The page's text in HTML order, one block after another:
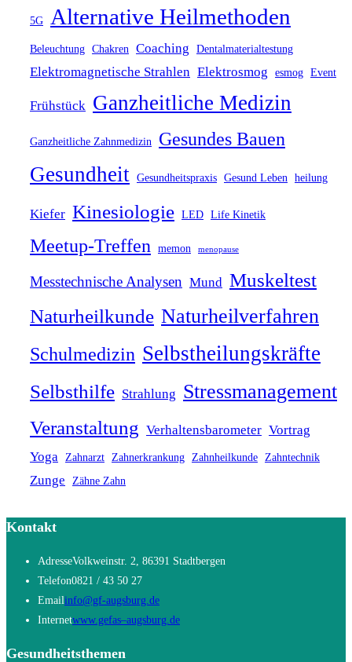
5G Alternative Heilmethoden
Beleuchtung Chakren Coaching Dentalmaterialtestung
Elektromagnetische Strahlen Elektrosmog esmog Event
Frühstück Ganzheitliche Medizin
Ganzheitliche Zahnmedizin Gesundes Bauen
Gesundheit Gesundheitspraxis Gesund Leben heilung
Kiefer Kinesiologie LED Life Kinetik
Meetup-Treffen memon menopause
Messtechnische Analysen Mund Muskeltest
Naturheilkunde Naturheilverfahren
Schulmedizin Selbstheilungskräfte
Selbsthilfe Strahlung Stressmanagement
Veranstaltung Verhaltensbarometer Vortrag
Yoga
Zahnarzt Zahnerkrankung Zahnheilkunde Zahntechnik
Zunge Zähne Zahn
Kontakt
AdresseVolkweinstr. 2, 86391 Stadtbergen
Telefon0821 / 43 50 27
Emailinfo@gf-augsburg.deOpens
in
Internetwww.gefas–augsburg.deOpens
Gesundheitsthemen